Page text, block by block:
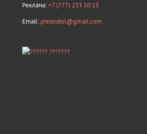
Реклама:+7 (777) 233 50 13
Email: pressratel@gmail.com